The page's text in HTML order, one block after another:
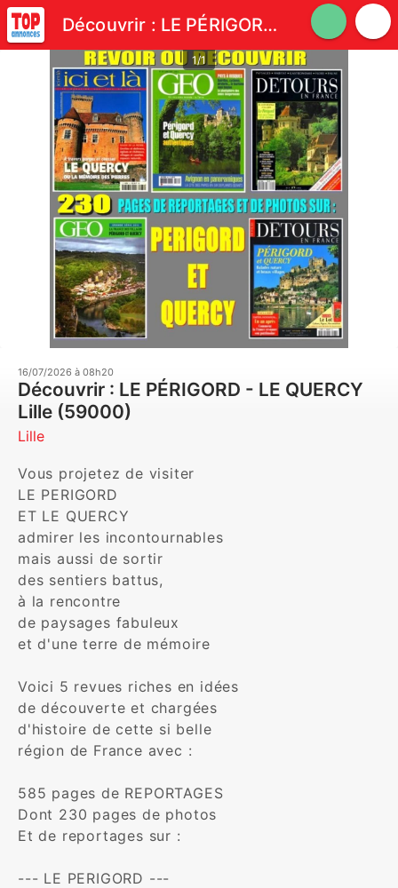
Découvrir : LE PÉRIGORD - LE QUERCY
1/1
16/07/2026 à 08h20
Découvrir : LE PÉRIGORD - LE QUERCY
Lille (59000)
Lille
Vous projetez de visiter
LE PERIGORD
ET LE QUERCY
admirer les incontournables
mais aussi de sortir
des sentiers battus,
à la rencontre
de paysages fabuleux
et d'une terre de mémoire
Voici 5 revues riches en idées
de découverte et chargées
d'histoire de cette si belle
région de France avec :
585 pages de REPORTAGES
Dont 230 pages de photos
Et de reportages sur :
--- LE PERIGORD ---